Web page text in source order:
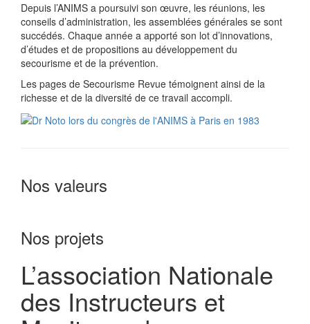
Depuis l’ANIMS a poursuivi son œuvre, les réunions, les
conseils d’administration, les assemblées générales se sont
succédés. Chaque année a apporté son lot d’innovations,
d’études et de propositions au développement du
secourisme et de la prévention.
Les pages de Secourisme Revue témoignent ainsi de la
richesse et de la diversité de ce travail accompli.
Nos valeurs
Nos projets
L’association Nationale
des Instructeurs et